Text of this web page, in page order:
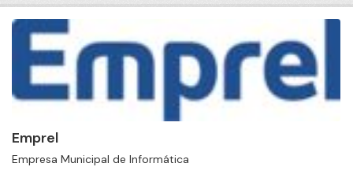
Emprel
Empresa Municipal de Informática